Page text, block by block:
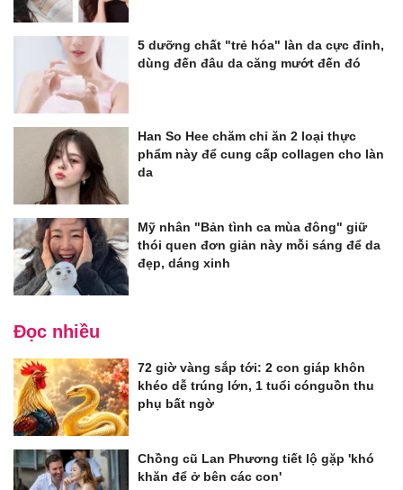
5 dưỡng chất "trẻ hóa" làn da cực đỉnh,
dùng đến đâu da căng mướt đến đó
Han So Hee chăm chỉ ăn 2 loại thực
phẩm này để cung cấp collagen cho làn
da
Mỹ nhân "Bản tình ca mùa đông" giữ
thói quen đơn giản này mỗi sáng để da
đẹp, dáng xinh
Đọc nhiều
72 giờ vàng sắp tới: 2 con giáp khôn
khéo dễ trúng lớn, 1 tuổi cónguồn thu
phụ bất ngờ
Chồng cũ Lan Phương tiết lộ gặp 'khó
khăn để ở bên các con'